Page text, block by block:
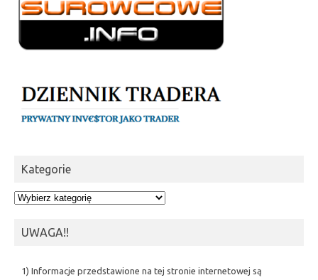
Kategorie
Kategorie
UWAGA!!
1) Informacje przedstawione na tej stronie internetowej są